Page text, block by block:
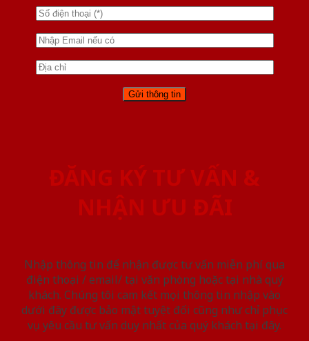
ĐĂNG KÝ TƯ VẤN &
NHẬN ƯU ĐÃI
Nhập thông tin để nhận được tư vấn miễn phí qua
điện thoại / email/ tại văn phòng hoặc tại nhà quý
khách. Chúng tôi cam kết mọi thông tin nhập vào
dưới đây được bảo mật tuyệt đối cũng như chỉ phục
vụ yêu cầu tư vấn duy nhất của quý khách tại đây.